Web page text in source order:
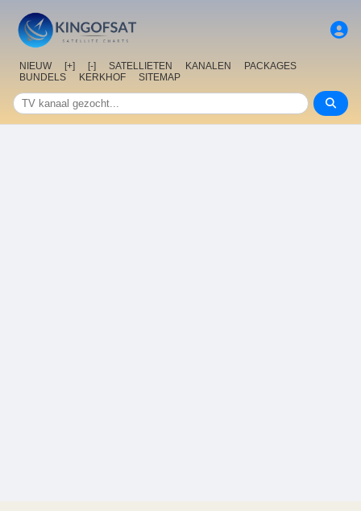
NIEUW [+] [-] SATELLIETEN KANALEN
PACKAGES
BUNDELS
KERKHOF SITEMAP